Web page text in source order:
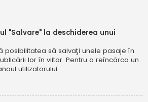
"Salvare" la deschiderea unui
posibilitatea să salvaţi unele pasaje în
lor în viitor. Pentru a reîncărca un
utilizatorului.